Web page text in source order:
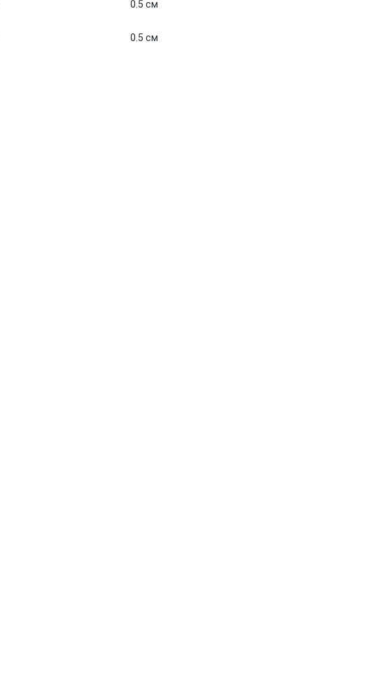
0.5 см
0.5 см